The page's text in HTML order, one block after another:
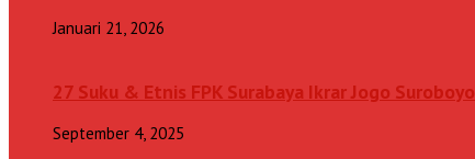
Januari 21, 2026
27 Suku & Etnis FPK Surabaya Ikrar Jogo Suroboyo
September 4, 2025